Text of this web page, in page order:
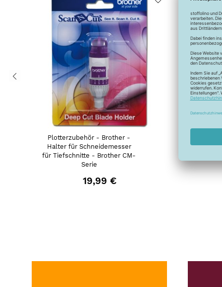
Plotterzubehör - Brother -
Halter für Schneidemesser
für Tiefschnitte - Brother CM-
Serie
19,99 €